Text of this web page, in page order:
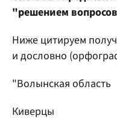
"решением
Ниже цитируем
и дословно
"Волынская область
Киверцы